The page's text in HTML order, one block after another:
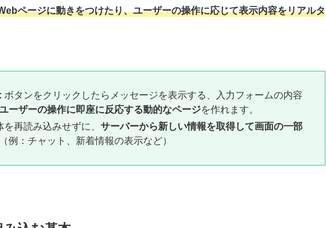
ページに動きをつけたり、ユーザーの操作に応じて表示内容をリアルタ
ボタンをクリックしたらメッセージを表示する、入力フォームの内容
ーザーの操作に即座に反応する動的なページを作れます。
再読み込みせずに、 サーバーから新しい情報を取得して画面の一部
例：チャット、新着情報の表示など）